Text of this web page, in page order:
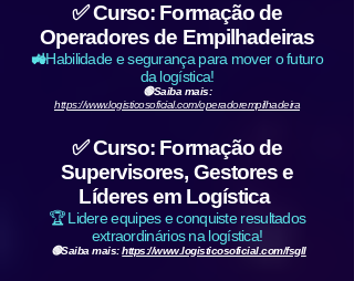
✅ Curso: Formação de
Operadores de Empilhadeiras
🚜Habilidade e segurança para mover o futuro
da logística!
🟢Saiba mais:
https://www.logisticosoficial.com/operadorempilhadeira
✅ Curso: Formação de
Supervisores, Gestores e
Líderes em Logística
🏆 Lidere equipes e conquiste resultados
extraordinários na logística!
🟢Saiba mais:https://www.logisticosoficial.com/fsgll